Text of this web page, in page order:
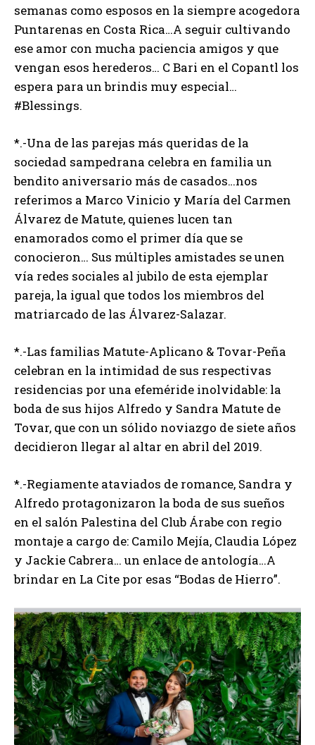
semanas como esposos en la siempre acogedora
Puntarenas en Costa Rica…A seguir cultivando
ese amor con mucha paciencia amigos y que
vengan esos herederos… C Bari en el Copantl los
espera para un brindis muy especial…
#Blessings.
*.-Una de las parejas más queridas de la
sociedad sampedrana celebra en familia un
bendito aniversario más de casados…nos
referimos a Marco Vinicio y María del Carmen
Álvarez de Matute, quienes lucen tan
enamorados como el primer día que se
conocieron… Sus múltiples amistades se unen
vía redes sociales al jubilo de esta ejemplar
pareja, la igual que todos los miembros del
matriarcado de las Álvarez-Salazar.
*.-Las familias Matute-Aplicano & Tovar-Peña
celebran en la intimidad de sus respectivas
residencias por una efeméride inolvidable: la
boda de sus hijos Alfredo y Sandra Matute de
Tovar, que con un sólido noviazgo de siete años
decidieron llegar al altar en abril del 2019.
*.-Regiamente ataviados de romance, Sandra y
Alfredo protagonizaron la boda de sus sueños
en el salón Palestina del Club Árabe con regio
montaje a cargo de: Camilo Mejía, Claudia López
y Jackie Cabrera… un enlace de antología…A
brindar en La Cite por esas “Bodas de Hierro”.